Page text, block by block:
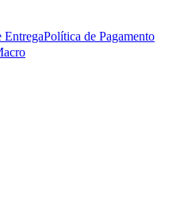
EntregaPolítica de Pagamento